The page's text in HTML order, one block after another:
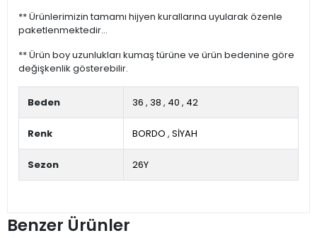
** Ürünlerimizin tamamı hijyen kurallarına uyularak özenle
paketlenmektedir...
** Ürün boy uzunlukları kumaş türüne ve ürün bedenine göre
değişkenlik gösterebilir.
Beden 36 , 38 , 40 , 42
Renk BORDO , SİYAH
Sezon 26Y
Benzer Ürünler